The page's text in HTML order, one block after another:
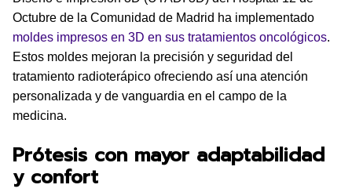
Octubre de la Comunidad de Madrid ha implementado
moldes impresos en 3D en sus tratamientos oncológicos.
Estos moldes mejoran la precisión y seguridad del
tratamiento radioterápico ofreciendo así una atención
personalizada y de vanguardia en el campo de la
medicina.
Prótesis con mayor adaptabilidad
y confort